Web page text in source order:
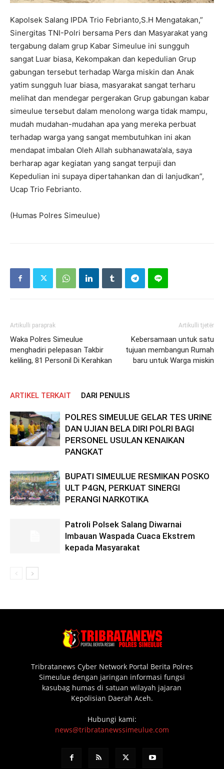
Kapolsek Salang IPDA Trio Febrianto,S.H Mengatakan,”
Sinergitas TNI-Polri bersama Pers dan Masyarakat yang
tergabung dalam grup Kabar Simeulue ini sungguh
sangat Luar biasa, Kekompakan dan kepedulian Grup
gabungan tersebut terhadap Warga miskin dan Anak
yatim sungguh luar biasa, masyarakat sangat terharu
melihat dan mendegar pergerakan Grup gabungan kabar
simeulue tersebut dalam menolong warga tidak mampu,
mudah mudahan-mudahan apa yang mereka perbuat
terhadap warga yang sangat membutuhkan ini akan
mendapat imbalan Oleh Allah subhanawata’ala, saya
berharap agar kegiatan yang sangat terpuji dan
Kepedulian ini supaya dipertahankan dan di lanjudkan”,
Ucap Trio Febrianto.
(Humas Polres Simeulue)
Artikulli paraprak
Waka Polres Simeulue
menghadiri pelepasan Takbir
keliling, 81 Personil Di Kerahkan
Artikulli tjetër
Kebersamaan untuk satu
tujuan membangun Rumah
baru untuk Warga miskin
ARTIKEL TERKAIT DARI PENULIS
POLRES SIMEULUE GELAR TES URINE
DAN UJIAN BELA DIRI POLRI BAGI
PERSONEL USULAN KENAIKAN
PANGKAT
BUPATI SIMEULUE RESMIKAN POSKO
ULT P4GN, PERKUAT SINERGI
PERANGI NARKOTIKA
Patroli Polsek Salang Diwarnai
Imbauan Waspada Cuaca Ekstrem
kepada Masyarakat
Tribratanews Cyber Network Portal Berita Polres
Simeulue dengan jaringan informasi fungsi
kasubag humas di satuan wilayah jajaran
Kepolisian Daerah Aceh.
Hubungi kami:
news@tribratanewssimeulue.com